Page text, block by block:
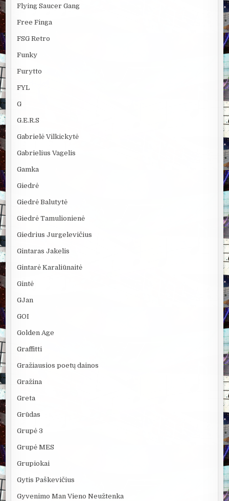
Flying Saucer Gang
Free Finga
FSG Retro
Funky
Furytto
FYL
G
G.E.R.S
Gabrielė Vilkickytė
Gabrielius Vagelis
Gamka
Giedrė
Giedrė Balutytė
Giedrė Tamulionienė
Giedrius Jurgelevičius
Gintaras Jakelis
Gintarė Karaliūnaitė
Gintė
GJan
GOI
Golden Age
Graffitti
Gražiausios poetų dainos
Gražina
Greta
Grūdas
Grupė 3
Grupė MES
Grupiokai
Gytis Paškevičius
Gyvenimo Man Vieno Neužtenka